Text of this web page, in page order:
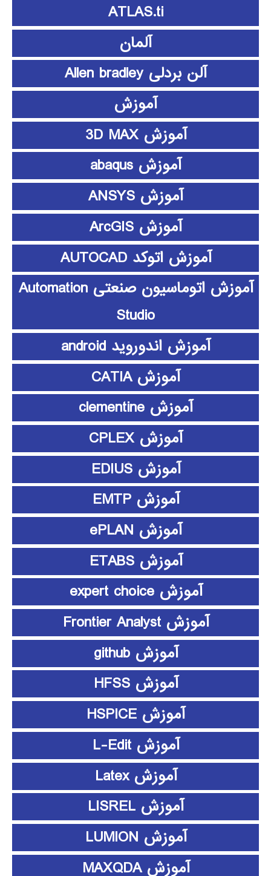
ATLAS.ti
آلمان
آلن بردلی Allen bradley
آموزش
آموزش 3D MAX
آموزش abaqus
آموزش ANSYS
آموزش ArcGIS
آموزش اتوکد AUTOCAD
آموزش اتوماسیون صنعتی Automation
Studio
آموزش اندوروید android
آموزش CATIA
آموزش clementine
آموزش CPLEX
آموزش EDIUS
آموزش EMTP
آموزش ePLAN
آموزش ETABS
آموزش expert choice
آموزش Frontier Analyst
آموزش github
آموزش HFSS
آموزش HSPICE
آموزش L-Edit
آموزش Latex
آموزش LISREL
آموزش LUMION
آموزش MAXQDA